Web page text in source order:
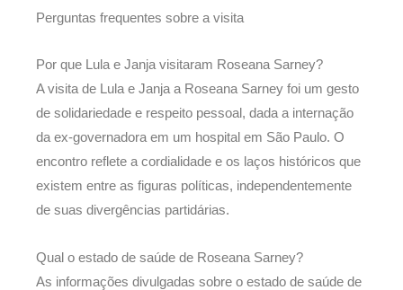
Perguntas frequentes sobre a visita
Por que Lula e Janja visitaram Roseana Sarney?
A visita de Lula e Janja a Roseana Sarney foi um gesto
de solidariedade e respeito pessoal, dada a internação
da ex-governadora em um hospital em São Paulo. O
encontro reflete a cordialidade e os laços históricos que
existem entre as figuras políticas, independentemente
de suas divergências partidárias.
Qual o estado de saúde de Roseana Sarney?
As informações divulgadas sobre o estado de saúde de